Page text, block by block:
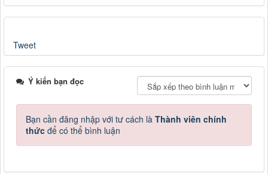
Tweet
Ý kiến bạn đọc
Bạn cần đăng nhập với tư cách là Thành viên chính
thức để có thể bình luận